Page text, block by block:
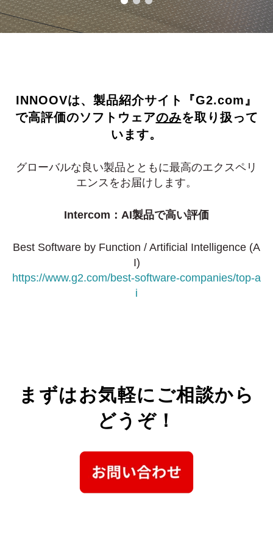
INNOOVは、製品紹介サイト『G2.com』
で高評価のソフトウェアのみを取り扱って
います。
グローバルな良い製品とともに最高のエクスペリ
エンスをお届けします。
Intercom：AI製品で高い評価
Best Software by Function / Artificial Intelligence (A
I)
https://www.g2.com/best-software-companies/top-a
i
まずはお気軽にご相談から
どうぞ！